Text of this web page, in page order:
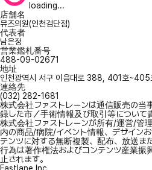
loading...
店舗名
뮤즈의원(인천검단점)
代表者
남은정
営業鑑札番号
488-09-02671
地址
인천광역시 서구 이음대로 388, 401호~405
連絡先
(032) 282-1681
株式会社ファストレーンは通信販売の当
録した市／手術情報及び取引等について
株式会社ファストレーンが所有/運営/管
内の商品/病院/イベント情報、デザイン
テンツに対する無断複製、配布、放送ま
行為は著作権法およびコンテンツ産業振
止されます。